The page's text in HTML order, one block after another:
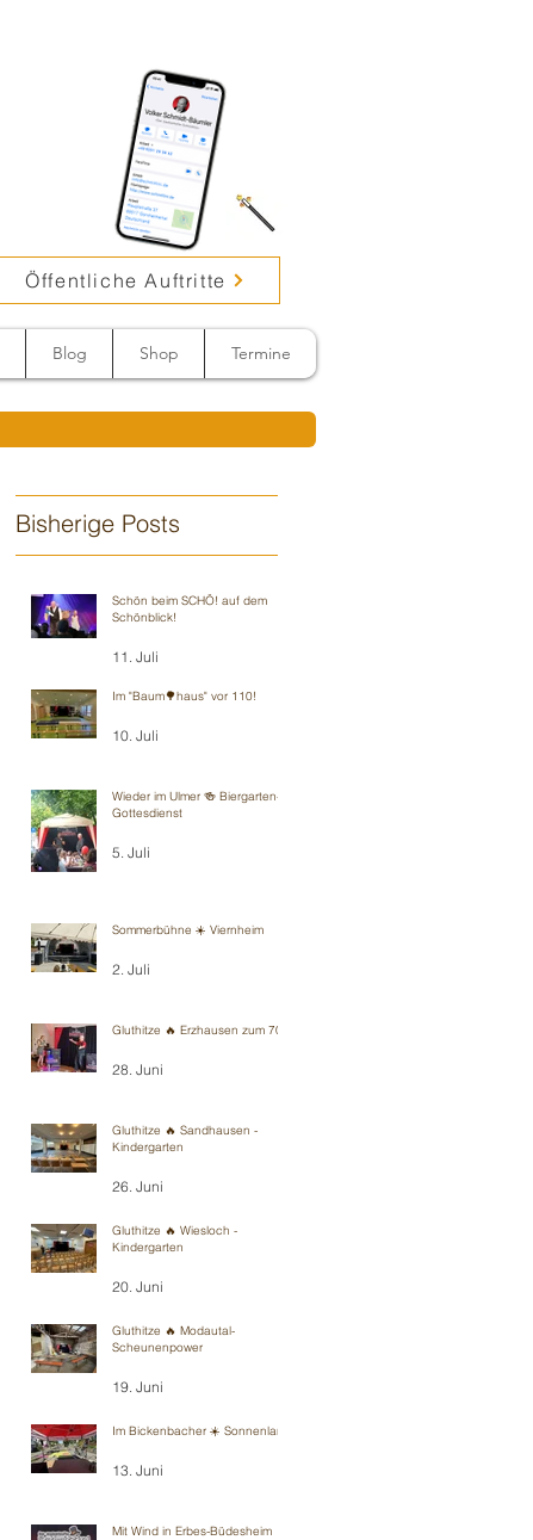
Öffentliche Auftritte
Blog Shop Termine
Bisherige Posts
Schön beim SCHÖ! auf dem
Schönblick!
11. Juli
Im "Baum🌳haus" vor 110!
10. Juli
Wieder im Ulmer 🍻 Biergarten-
Gottesdienst
5. Juli
Sommerbühne ☀️ Viernheim
2. Juli
Gluthitze 🔥 Erzhausen zum 70.
28. Juni
Gluthitze 🔥 Sandhausen -
Kindergarten
26. Juni
Gluthitze 🔥 Wiesloch -
Kindergarten
20. Juni
Gluthitze 🔥 Modautal-
Scheunenpower
19. Juni
Im Bickenbacher ☀️ Sonnenland
13. Juni
Mit Wind in Erbes-Büdesheim